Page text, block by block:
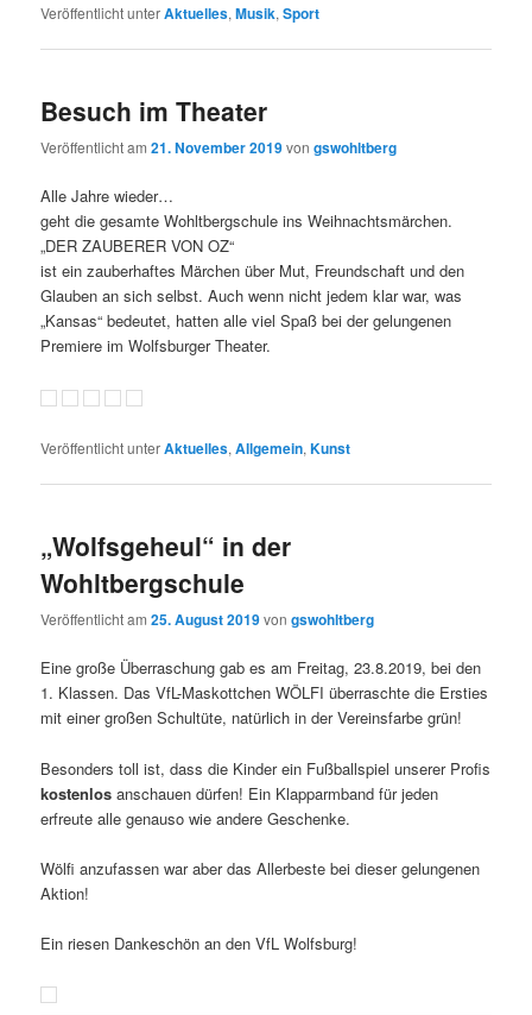
Veröffentlicht unterAktuelles,Musik,Sport
Besuch im Theater
Veröffentlicht am21. November 2019vongswohltberg
Alle Jahre wieder…
geht die gesamte Wohltbergschule ins Weihnachtsmärchen.
„DER ZAUBERER VON OZ“
ist ein zauberhaftes Märchen über Mut, Freundschaft und den
Glauben an sich selbst. Auch wenn nicht jedem klar war, was
„Kansas“ bedeutet, hatten alle viel Spaß bei der gelungenen
Premiere im Wolfsburger Theater.
Veröffentlicht unterAktuelles,Allgemein,Kunst
„Wolfsgeheul“ in der
Wohltbergschule
Veröffentlicht am25. August 2019vongswohltberg
Eine große Überraschung gab es am Freitag, 23.8.2019, bei den
1. Klassen. Das VfL-Maskottchen WÖLFI überraschte die Ersties
mit einer großen Schultüte, natürlich in der Vereinsfarbe grün!
Besonders toll ist, dass die Kinder ein Fußballspiel unserer Profis
kostenlos anschauen dürfen! Ein Klapparmband für jeden
erfreute alle genauso wie andere Geschenke.
Wölfi anzufassen war aber das Allerbeste bei dieser gelungenen
Aktion!
Ein riesen Dankeschön an den VfL Wolfsburg!